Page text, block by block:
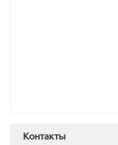
Контакты